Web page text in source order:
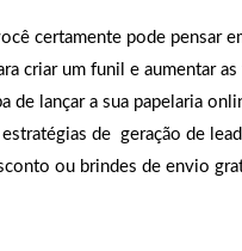
certamente pode pensar
criar um funil e aumentar as
de lançar a sua papelaria
de geração de
ou brindes de envio